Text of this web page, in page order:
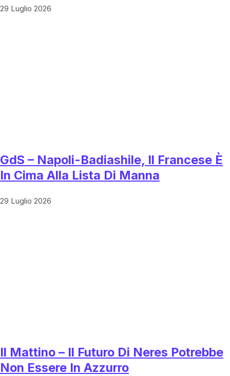
29 Luglio 2026
GdS – Napoli-Badiashile, Il Francese È
In Cima Alla Lista Di Manna
29 Luglio 2026
Il Mattino – Il Futuro Di Neres Potrebbe
Non Essere In Azzurro